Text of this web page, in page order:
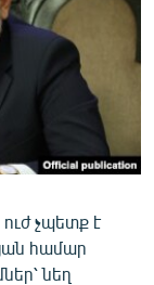
չպետք է
համար
նեղ